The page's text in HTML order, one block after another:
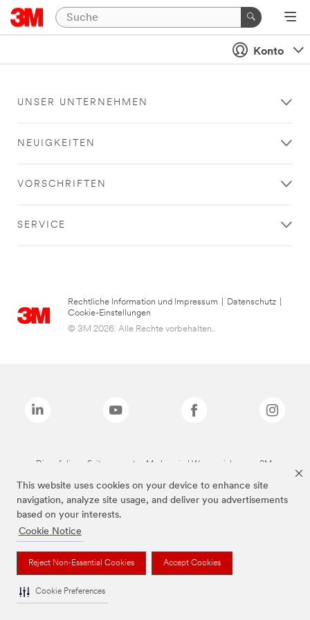
This website uses cookies on your device to enhance site
navigation, analyze site usage, and deliver you advertisements
based on your interests.
Cookie Notice
Reject Non-Essential Cookies Accept Cookies
Cookie Preferences
Konto
UNSER UNTERNEHMEN
NEUIGKEITEN
VORSCHRIFTEN
SERVICE
Rechtliche Information und Impressum Datenschutz
Cookie-Einstellungen
© 3M 2026. Alle Rechte vorbehalten..
Die auf dieser Seite genannten Marken sind Warenzeichen von 3M.